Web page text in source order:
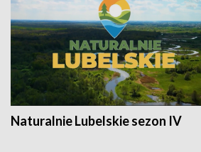
Naturalnie Lubelskie sezon IV